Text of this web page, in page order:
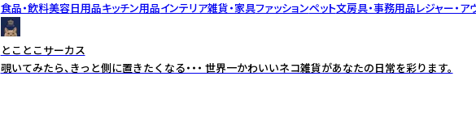
食品・飲料美容日用品キッチン用品インテリア雑貨・家具ファッションペット文房具・事務用品レジャー・ア
とことこサーカス
覗いてみたら、きっと側に置きたくなる・・・ 世界一かわいいネコ雑貨があなたの日常を彩ります。